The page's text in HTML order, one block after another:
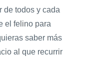
de todos y cada
el felino para
saber más
al que recurrir